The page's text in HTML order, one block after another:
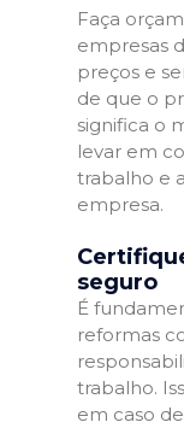
Faça
empresas
preços e
de que o
significa o
levar em
trabalho e
empresa.
seguro
É
reformas
trabalho.
em caso